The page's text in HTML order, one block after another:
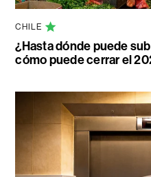
CHILE
¿Hasta dónde puede
cómo puede cerrar el